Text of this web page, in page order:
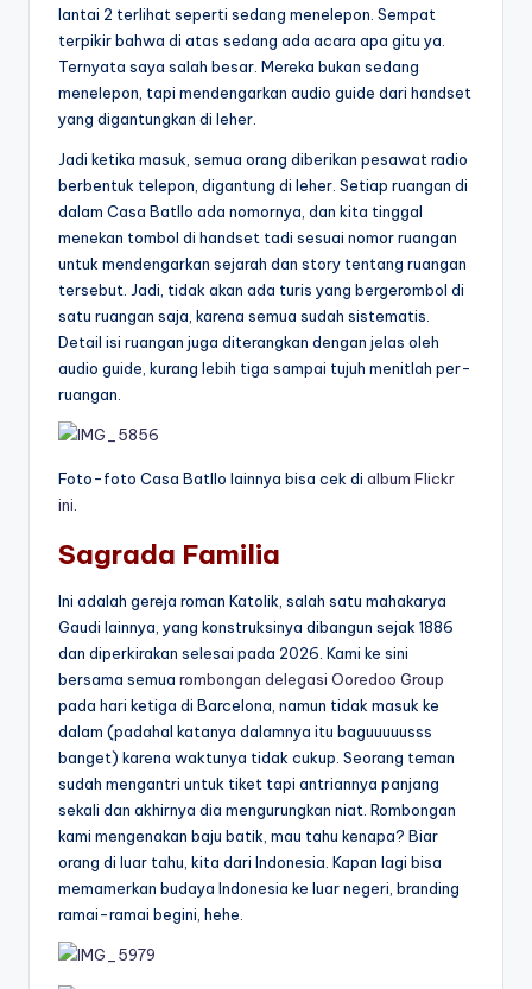
lantai 2 terlihat seperti sedang menelepon. Sempat
terpikir bahwa di atas sedang ada acara apa gitu ya.
Ternyata saya salah besar. Mereka bukan sedang
menelepon, tapi mendengarkan audio guide dari handset
yang digantungkan di leher.
Jadi ketika masuk, semua orang diberikan pesawat radio
berbentuk telepon, digantung di leher. Setiap ruangan di
dalam Casa Batllo ada nomornya, dan kita tinggal
menekan tombol di handset tadi sesuai nomor ruangan
untuk mendengarkan sejarah dan story tentang ruangan
tersebut. Jadi, tidak akan ada turis yang bergerombol di
satu ruangan saja, karena semua sudah sistematis.
Detail isi ruangan juga diterangkan dengan jelas oleh
audio guide, kurang lebih tiga sampai tujuh menitlah per-
ruangan.
Foto-foto Casa Batllo lainnya bisa cek di album Flickr
ini.
Sagrada Familia
Ini adalah gereja roman Katolik, salah satu mahakarya
Gaudi lainnya, yang konstruksinya dibangun sejak 1886
dan diperkirakan selesai pada 2026. Kami ke sini
bersama semua rombongan delegasi Ooredoo Group
pada hari ketiga di Barcelona, namun tidak masuk ke
dalam (padahal katanya dalamnya itu baguuuuusss
banget) karena waktunya tidak cukup. Seorang teman
sudah mengantri untuk tiket tapi antriannya panjang
sekali dan akhirnya dia mengurungkan niat. Rombongan
kami mengenakan baju batik, mau tahu kenapa? Biar
orang di luar tahu, kita dari Indonesia. Kapan lagi bisa
memamerkan budaya Indonesia ke luar negeri, branding
ramai-ramai begini, hehe.